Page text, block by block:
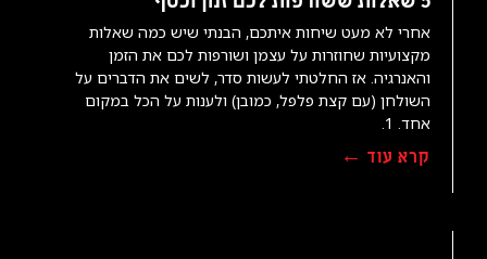
אחרי לא מעט שיחות איתכם, הבנתי שיש כמה שאלות
מקצועיות שחוזרות על עצמן ושורפות לכם את הזמן
והאנרגיה. אז החלטתי לעשות סדר, לשים את הדברים על
השולחן (עם קצת פלפל, כמובן) ולענות על הכל במקום
אחד. 1.
קרא עוד ←